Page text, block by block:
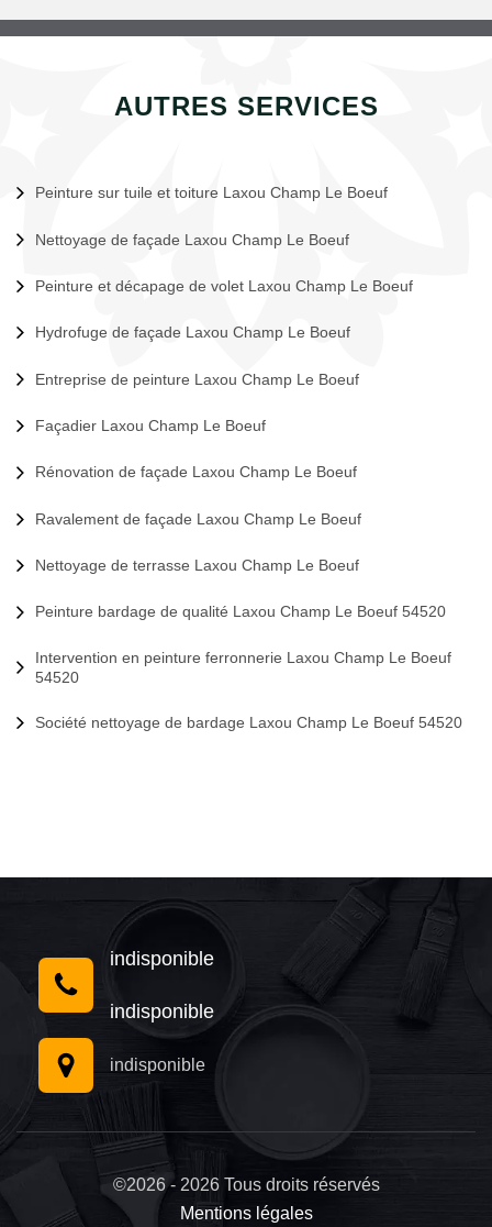
AUTRES SERVICES
Peinture sur tuile et toiture Laxou Champ Le Boeuf
Nettoyage de façade Laxou Champ Le Boeuf
Peinture et décapage de volet Laxou Champ Le Boeuf
Hydrofuge de façade Laxou Champ Le Boeuf
Entreprise de peinture Laxou Champ Le Boeuf
Façadier Laxou Champ Le Boeuf
Rénovation de façade Laxou Champ Le Boeuf
Ravalement de façade Laxou Champ Le Boeuf
Nettoyage de terrasse Laxou Champ Le Boeuf
Peinture bardage de qualité Laxou Champ Le Boeuf 54520
Intervention en peinture ferronnerie Laxou Champ Le Boeuf
54520
Société nettoyage de bardage Laxou Champ Le Boeuf 54520
indisponible
indisponible
indisponible
©2026 - 2026 Tous droits réservés
Mentions légales